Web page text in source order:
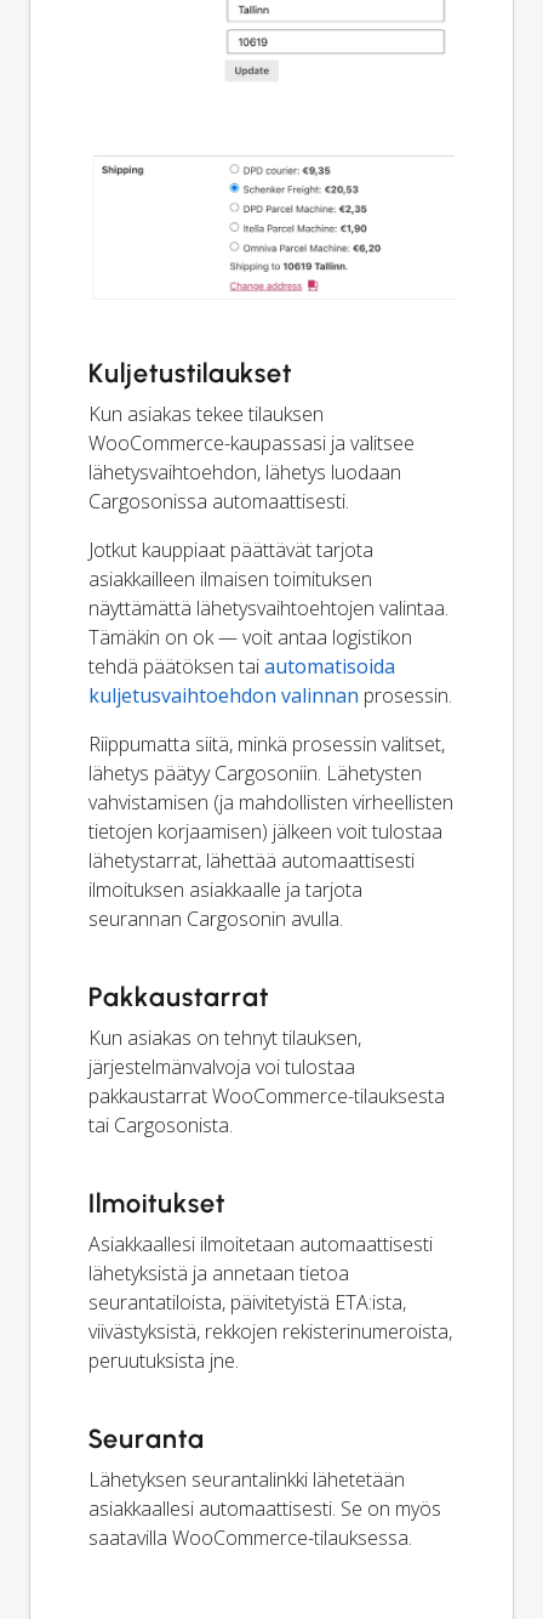
Kuljetustilaukset
Kun asiakas tekee tilauksen
WooCommerce-kaupassasi ja valitsee
lähetysvaihtoehdon, lähetys luodaan
Cargosonissa automaattisesti.
Jotkut kauppiaat päättävät tarjota
asiakkailleen ilmaisen toimituksen
näyttämättä lähetysvaihtoehtojen valintaa.
Tämäkin on ok — voit antaa logistikon
tehdä päätöksen taiautomatisoida
kuljetusvaihtoehdon valinnan prosessin.
Riippumatta siitä, minkä prosessin valitset,
lähetys päätyy Cargosoniin. Lähetysten
vahvistamisen (ja mahdollisten virheellisten
tietojen korjaamisen) jälkeen voit tulostaa
lähetystarrat, lähettää automaattisesti
ilmoituksen asiakkaalle ja tarjota
seurannan Cargosonin avulla.
Pakkaustarrat
Kun asiakas on tehnyt tilauksen,
järjestelmänvalvoja voi tulostaa
pakkaustarrat WooCommerce-tilauksesta
tai Cargosonista.
Ilmoitukset
Asiakkaallesi ilmoitetaan automaattisesti
lähetyksistä ja annetaan tietoa
seurantatiloista, päivitetyistä ETA:ista,
viivästyksistä, rekkojen rekisterinumeroista,
peruutuksista jne.
Seuranta
Lähetyksen seurantalinkki lähetetään
asiakkaallesi automaattisesti. Se on myös
saatavilla WooCommerce-tilauksessa.